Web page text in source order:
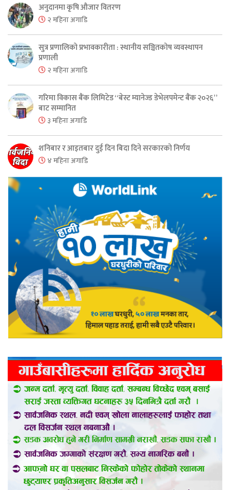
अनुदानमा कृषि औजार वितरण
२ महिना अगाडि
सुत्र प्रणालिको प्रभावकारीता : स्थानीय सञ्चितकोष व्यवस्थापन
प्रणाली
२ महिना अगाडि
गरिमा विकास बैंक लिमिटेड “बेस्ट म्यानेज्ड डेभेलपमेन्ट बैंक २०२६”
बाट सम्मानित
३ महिना अगाडि
शनिबार र आइतबार दुई दिन बिदा दिने सरकारको निर्णय
४ महिना अगाडि